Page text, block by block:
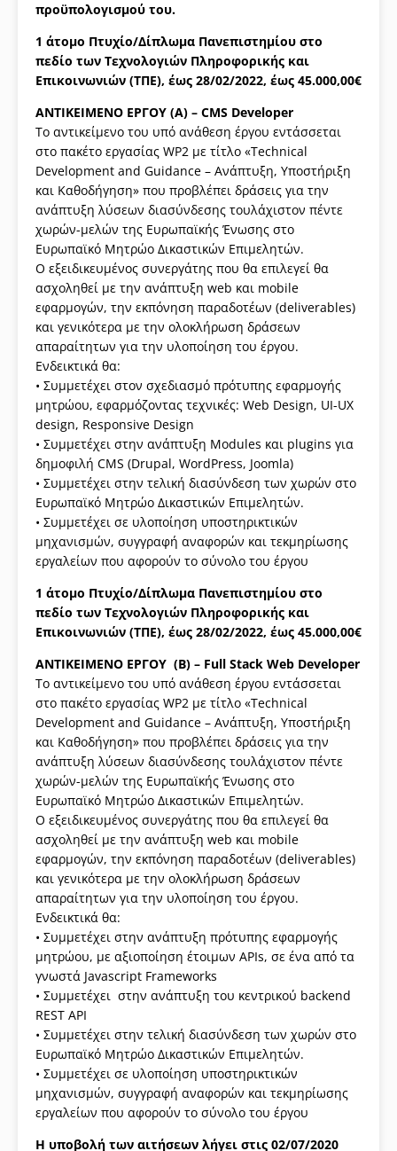
προϋπολογισμού του.
1 άτομο Πτυχίο/Δίπλωμα Πανεπιστημίου στο
πεδίο των Τεχνολογιών Πληροφορικής και
Επικοινωνιών (ΤΠΕ), έως 28/02/2022, έως 45.000,00€
ΑΝΤΙΚΕΙΜΕΝΟ ΕΡΓΟΥ (Α) – CMS Developer
Το αντικείμενο του υπό ανάθεση έργου εντάσσεται
στο πακέτο εργασίας WP2 με τίτλο «Technical
Development and Guidance – Ανάπτυξη, Υποστήριξη
και Καθοδήγηση» που προβλέπει δράσεις για την
ανάπτυξη λύσεων διασύνδεσης τουλάχιστον πέντε
χωρών-μελών της Ευρωπαϊκής Ένωσης στο
Ευρωπαϊκό Μητρώο Δικαστικών Επιμελητών.
Ο εξειδικευμένος συνεργάτης που θα επιλεγεί θα
ασχοληθεί με την ανάπτυξη web και mobile
εφαρμογών, την εκπόνηση παραδοτέων (deliverables)
και γενικότερα με την ολοκλήρωση δράσεων
απαραίτητων για την υλοποίηση του έργου.
Ενδεικτικά θα:
• Συμμετέχει στον σχεδιασμό πρότυπης εφαρμογής
μητρώου, εφαρμόζοντας τεχνικές: Web Design, UI-UX
design, Responsive Design
• Συμμετέχει στην ανάπτυξη Modules και plugins για
δημοφιλή CMS (Drupal, WordPress, Joomla)
• Συμμετέχει στην τελική διασύνδεση των χωρών στο
Ευρωπαϊκό Μητρώο Δικαστικών Επιμελητών.
• Συμμετέχει σε υλοποίηση υποστηρικτικών
μηχανισμών, συγγραφή αναφορών και τεκμηρίωσης
εργαλείων που αφορούν το σύνολο του έργου
1 άτομο Πτυχίο/Δίπλωμα Πανεπιστημίου στο
πεδίο των Τεχνολογιών Πληροφορικής και
Επικοινωνιών (ΤΠΕ), έως 28/02/2022, έως 45.000,00€
ΑΝΤΙΚΕΙΜΕΝΟ ΕΡΓΟΥ (Β) – Full Stack Web Developer
Το αντικείμενο του υπό ανάθεση έργου εντάσσεται
στο πακέτο εργασίας WP2 με τίτλο «Technical
Development and Guidance – Ανάπτυξη, Υποστήριξη
και Καθοδήγηση» που προβλέπει δράσεις για την
ανάπτυξη λύσεων διασύνδεσης τουλάχιστον πέντε
χωρών-μελών της Ευρωπαϊκής Ένωσης στο
Ευρωπαϊκό Μητρώο Δικαστικών Επιμελητών.
Ο εξειδικευμένος συνεργάτης που θα επιλεγεί θα
ασχοληθεί με την ανάπτυξη web και mobile
εφαρμογών, την εκπόνηση παραδοτέων (deliverables)
και γενικότερα με την ολοκλήρωση δράσεων
απαραίτητων για την υλοποίηση του έργου.
Ενδεικτικά θα:
• Συμμετέχει στην ανάπτυξη πρότυπης εφαρμογής
μητρώου, με αξιοποίηση έτοιμων APIs, σε ένα από τα
γνωστά Javascript Frameworks
• Συμμετέχει στην ανάπτυξη του κεντρικού backend
REST API
• Συμμετέχει στην τελική διασύνδεση των χωρών στο
Ευρωπαϊκό Μητρώο Δικαστικών Επιμελητών.
• Συμμετέχει σε υλοποίηση υποστηρικτικών
μηχανισμών, συγγραφή αναφορών και τεκμηρίωσης
εργαλείων που αφορούν το σύνολο του έργου
Η υποβολή των αιτήσεων λήγει στις 02/07/2020